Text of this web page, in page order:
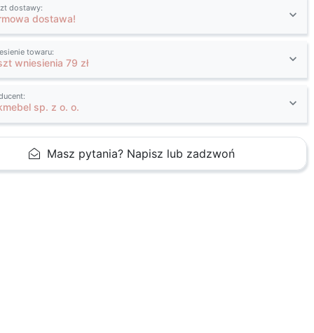
dostawy:
dostawa!
towaru:
wniesienia 79 zł
sp. z o. o.
Masz pytania? Napisz lub zadzwoń